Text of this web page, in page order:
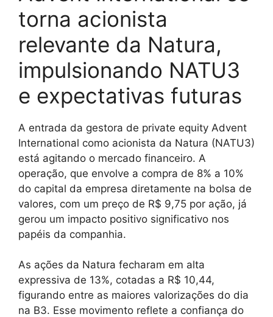
torna acionista
relevante da Natura,
impulsionando NATU3
e expectativas futuras
A entrada da gestora de private equity Advent
International como acionista da Natura (NATU3)
está agitando o mercado financeiro. A
operação, que envolve a compra de 8% a 10%
do capital da empresa diretamente na bolsa de
valores, com um preço de R$ 9,75 por ação, já
gerou um impacto positivo significativo nos
papéis da companhia.
As ações da Natura fecharam em alta
expressiva de 13%, cotadas a R$ 10,44,
figurando entre as maiores valorizações do dia
na B3. Esse movimento reflete a confiança do